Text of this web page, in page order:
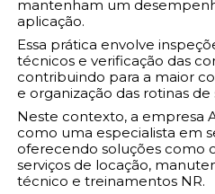
mantenham um
aplicação.
Essa prática envolve
técnicos e verificação das
contribuindo para a maior
e organização das rotinas de
Neste contexto, a empresa
como uma especialista em
oferecendo soluções como
serviços de locação,
técnico e treinamentos NR.